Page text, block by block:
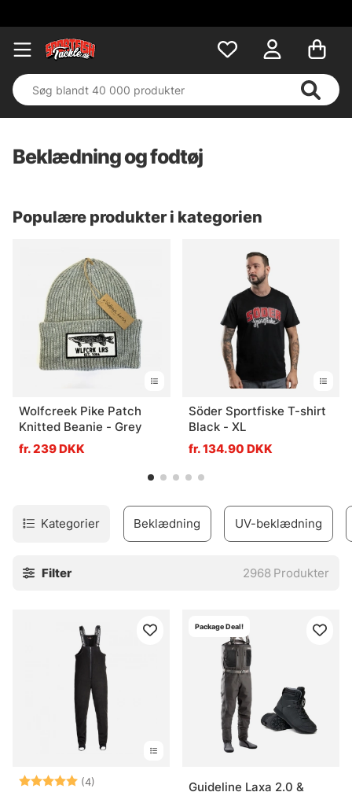
Beklædning og fodtøj
Populære produkter i kategorien
Wolfcreek Pike Patch
Knitted Beanie - Grey
fr. 239 DKK
Söder Sportfiske T-shirt
Black - XL
fr. 134.90 DKK
Kategorier Beklædning UV-beklædning
Filter 2968 Produkter
Vurdering: (4)
5.0 ud af 5 stjerner
Package Deal!
Guideline Laxa 2.0 &